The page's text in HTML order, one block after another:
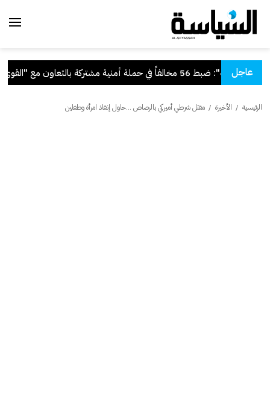
عاجل
"الداخلية": ضبط 56 مخالفاً في حملة أمنية مشتركة بالتعاون مع "القوى العاملة"
الرئيسية / الأخيرة / مقتل شرطي أميركي بالرصاص ...حاول إنقاذ امرأة وطفلين